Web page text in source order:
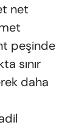
net
peşinde
sınır
daha